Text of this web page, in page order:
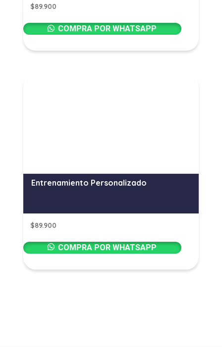
$89.900
COMPRA POR WHATSAPP
Entrenamiento Personalizado
$89.900
COMPRA POR WHATSAPP